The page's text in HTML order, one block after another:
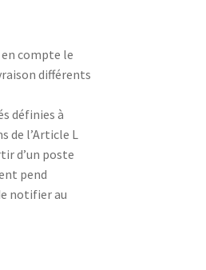
en compte le
différents
définies à
de l’Article L
d’un poste
pend
notifier au